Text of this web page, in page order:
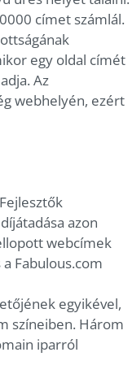
címet számlál.
egy oldal címét
Az
webhelyén, ezért
azon
webcímek
Fabulous.com
egyikével,
színeiben. Három
iparról